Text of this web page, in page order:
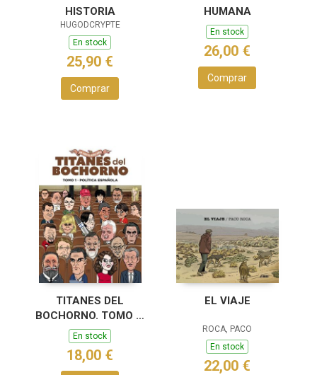
HISTORIA
HUGODCRYPTE
En stock
25,90 €
Comprar
HUMANA
En stock
26,00 €
Comprar
TITANES DEL
BOCHORNO. TOMO 1.
POLÍTICA NACIONAL
En stock
18,00 €
EL VIAJE
ROCA, PACO
En stock
22,00 €